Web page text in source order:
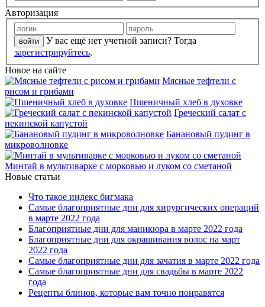
Авторизация
У вас ещё нет учетной записи? Тогда
зарегистрируйтесь.
Новое на сайте
Мясные тефтели с
рисом и грибами
Пшеничный хлеб в духовке
Греческий салат с
пекинской капустой
Банановый пудинг в
микроволновке
Минтай в мультиварке с морковью и луком со сметаной
Новые статьи
Что такое индекс бигмака
Самые благоприятные дни для хирургических операций
в марте 2022 года
Благоприятные дни для маникюра в марте 2022 года
Благоприятные дни для окрашивания волос на март
2022 года
Самые благоприятные дни для зачатия в марте 2022 года
Самые благоприятные дни для свадьбы в марте 2022
года
Рецепты блинов, которые вам точно понравятся